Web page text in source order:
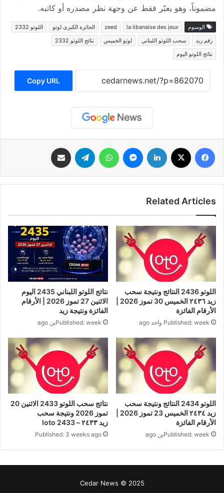
مضموناً، وهو يعبّر فقط عن وجهة نظر مصدره أو كاتبه.
الوسوم la libanaise des jeux
zeed الجائزة الكبرى لوتو
اللوتو 2332
رقم زيد
سحب اللوتو اللبناني لوتو الخميس
نتائج اللوتو 2332
نتائج اللوتو اليوم
Copy URL
فيسبوك لينكدإن ماسنجر واتساب تيلقرام
Related Articles
اللوتو 2436 النتائج ونتيجة سحب
الأرقام الفائزة
Published: week واحد ago
نتائج اللوتو اللبناني 2435 اليوم
الاثنين 27 تموز 2026 | الأرقام
الفائزة ونتيجة زيد
Published: weekين ago
اللوتو 2434 النتائج ونتيجة سحب
الأرقام الفائزة
Published: weekين ago
نتائج سحب اللوتو 2433 الاثنين 20
تموز 2026 ونتيجة سحب
زيد ٢٤٣٣ – loto 2433
Published: 3 weeks ago
Cedar News © 2025